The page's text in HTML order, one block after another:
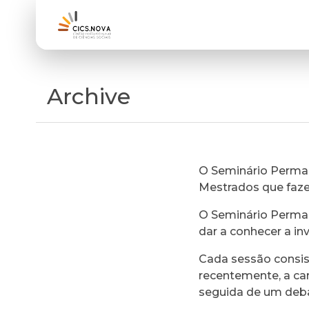
Archive
O Seminário
Mestrados que
O Seminário
dar a conhecer a
Cada sessão
recentemente, a
seguida de um